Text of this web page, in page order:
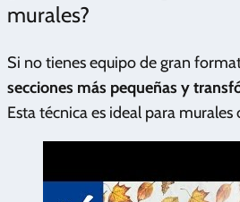
murales?
Si no tienes equipo de gran
secciones más pequeñas y
Esta técnica es ideal para